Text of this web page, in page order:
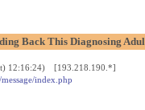
Back This Diagnosing
12:16:24) [193.218.190.*]
index.php